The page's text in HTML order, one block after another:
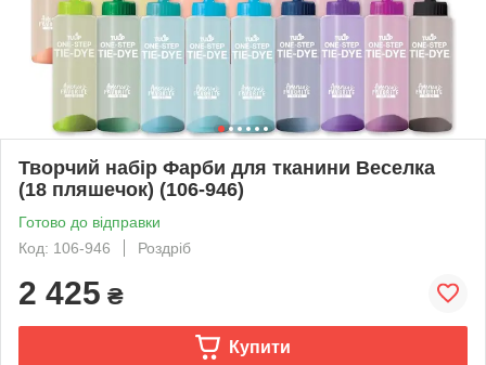
Творчий набір Фарби для тканини Веселка
(18 пляшечок) (106-946)
Готово до відправки
Код: 106-946
Роздріб
2 425 ₴
Купити